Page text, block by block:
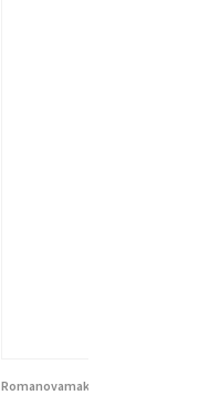
Romanovamakeup